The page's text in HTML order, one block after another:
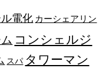
電化 カーシェアリン
コンシェルジ
スパ タワーマン